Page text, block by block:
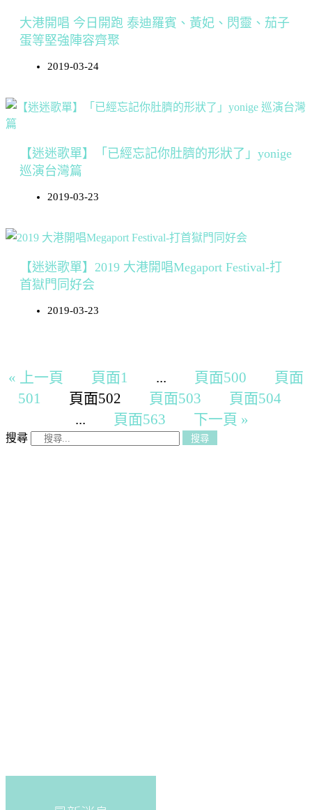
大港開唱 今日開跑 泰迪羅賓、黃妃、閃靈、茄子
蛋等堅強陣容齊聚
2019-03-24
【迷迷歌單】「已經忘記你肚臍的形狀了」yonige
巡演台灣篇
2019-03-23
【迷迷歌單】2019 大港開唱Megaport Festival-打
首獄門同好会
2019-03-23
« 上一頁 頁面1 ... 頁面500
頁面
501
頁面502 頁面503 頁面504
...
頁面563 下一頁 »
搜尋 搜尋